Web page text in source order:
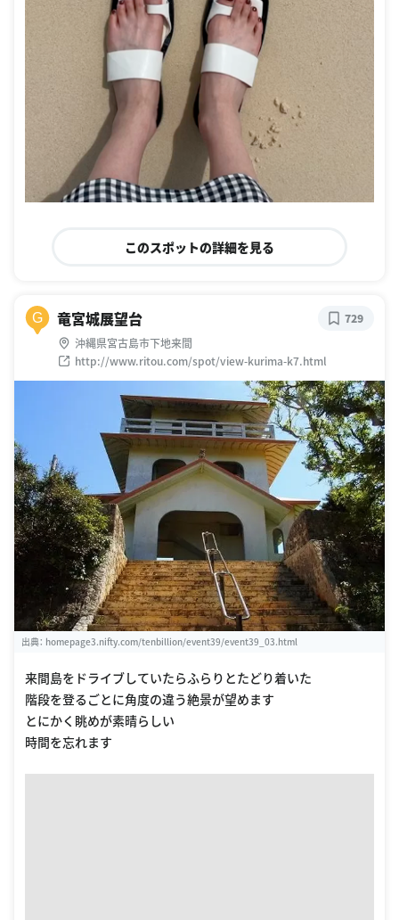
このスポットの詳細を見る
G 竜宮城展望台
沖縄県宮古島市下地来間
http://www.ritou.com/spot/view-kurima-k7.html
729
出典： homepage3.nifty.com/tenbillion/event39/event39_03.html
来間島をドライブしていたらふらりとたどり着いた
階段を登るごとに角度の違う絶景が望めます
とにかく眺めが素晴らしい
時間を忘れます